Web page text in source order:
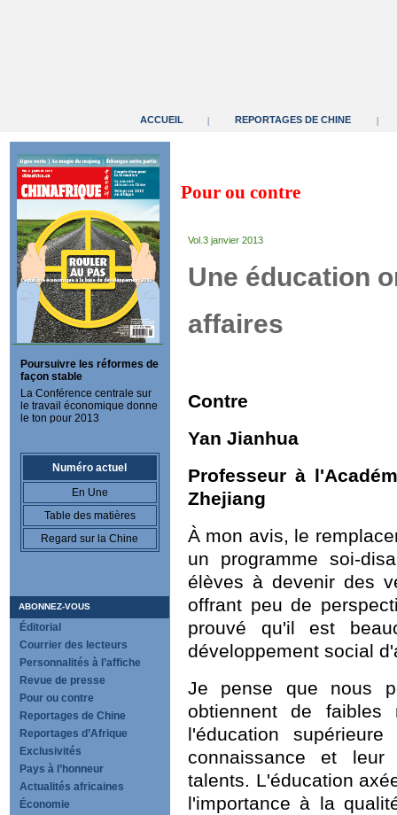
ACCUEIL | REPORTAGES DE CHINE |
Poursuivre les réformes de
façon stable
La Conférence centrale sur
le travail économique donne
le ton pour 2013
Numéro actuel
En Une
Table des matières
Regard sur la Chine
ABONNEZ-VOUS
Éditorial
Courrier des lecteurs
Personnalités à l’affiche
Revue de presse
Pour ou contre
Reportages de Chine
Reportages d’Afrique
Exclusivités
Pays à l’honneur
Actualités africaines
Économie
Pour ou contre
Vol.3 janvier 2013
Une éducation
affaires
Contre
Yan Jianhua
Professeur à
Zhejiang
À mon avis, le
un programme soi-
élèves à devenir des
offrant peu de
prouvé qu'il est
développement social
Je pense que nous
obtiennent de
l'éducation
connaissance et
talents. L'éducation
l'importance à la